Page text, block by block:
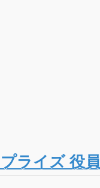
ライズ 役員